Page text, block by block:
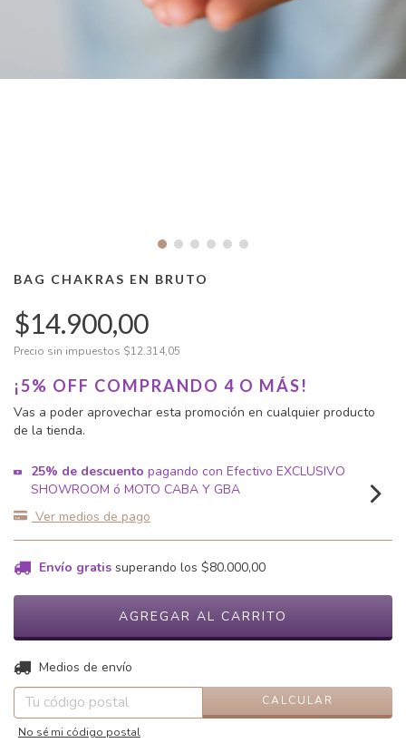
BAG CHAKRAS EN BRUTO
$14.900,00
Precio sin impuestos $12.314,05
¡5% OFF COMPRANDO 4 O MÁS!
Vas a poder aprovechar esta promoción en cualquier producto
de la tienda.
25% de descuento pagando con Efectivo EXCLUSIVO
SHOWROOM ó MOTO CABA Y GBA
Ver medios de pago
Envío gratis superando los $80.000,00
Entregas para el CP:
Medios de envío
CALCULAR
No sé mi código postal